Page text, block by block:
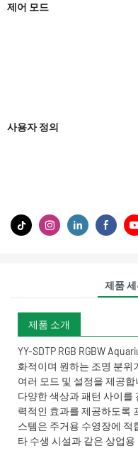
제어 모드
사용자 정의
제품
제품 소개
YY-SDTP RGB RGBW
화적이며 원하는 조명 분위
여러 모드 및 설정을 제공
다양한 색상과 패턴 사이를
력적인 효과를 제공하도록
스템은 주거용 수영장에 적
타 수생 시설과 같은 상업